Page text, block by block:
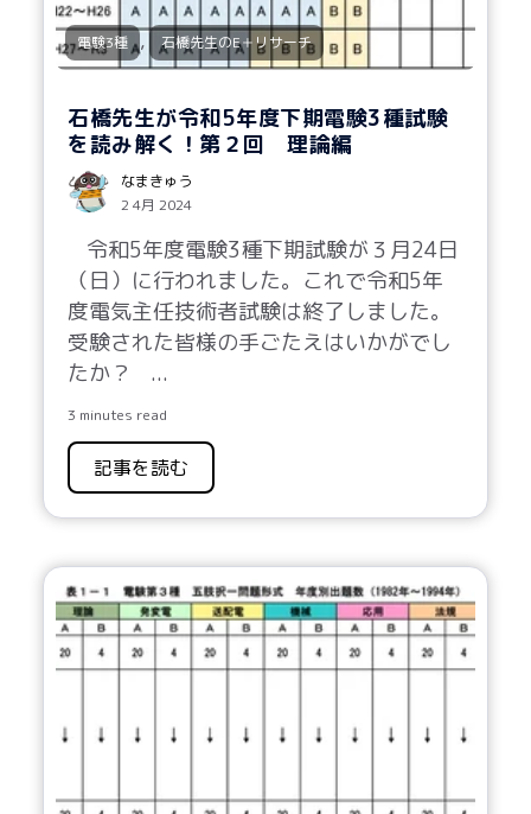
電験3種 , 石橋先生のE＋リサーチ
石橋先生が令和5年度下期電験3種試験
を読み解く！第２回 理論編
なまきゅう
2 4月 2024
令和5年度電験3種下期試験が３月24日
（日）に行われました。これで令和5年
度電気主任技術者試験は終了しました。
受験された皆様の手ごたえはいかがでし
たか？
...
3 minutes read
記事を読む